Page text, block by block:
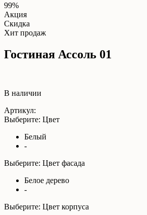
99%
Акция
Скидка
Хит продаж
Гостиная Ассоль 01
В наличии
Артикул:
Выберите: Цвет
Белый
-
Выберите: Цвет фасада
Белое дерево
-
Выберите: Цвет корпуса